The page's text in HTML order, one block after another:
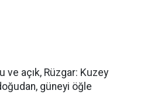
ve açık, Rüzgar: Kuzey
güneyi öğle